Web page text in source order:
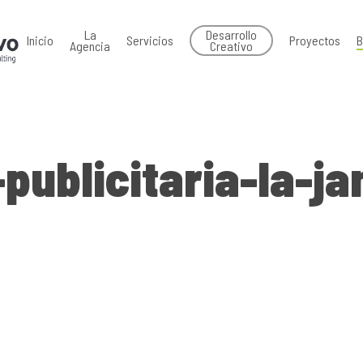
Inicio La
Agencia Servicios Desarrollo
Creativo Proyectos
la-